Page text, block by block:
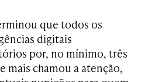
que todos os
digitais
por, no mínimo, três
mais chamou a atenção,